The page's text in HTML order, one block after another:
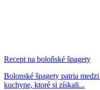
Recept na boloňské špagety
Bolonské špagety patria
kuchyne, ktoré si získali...